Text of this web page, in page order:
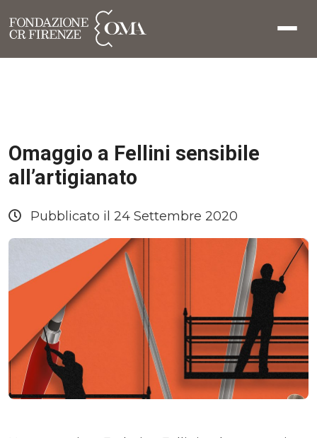
Omaggio a Fellini sensibile
all’artigianato
Pubblicato il 24 Settembre 2020